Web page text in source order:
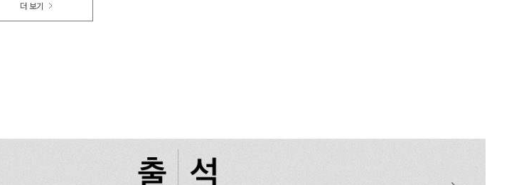
더 보기